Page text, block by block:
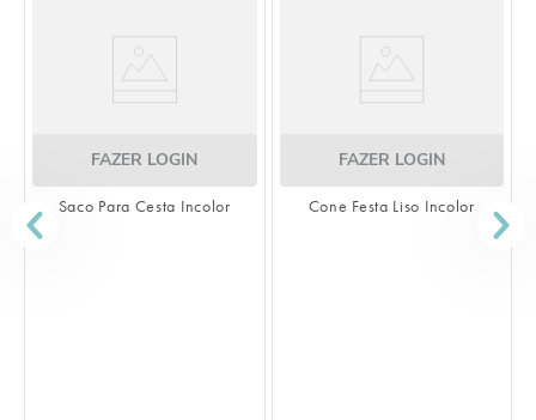
FAZER LOGIN
Saco Para Cesta Incolor
FAZER LOGIN
Cone Festa Liso Incolor